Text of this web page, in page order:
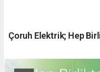
Çoruh Elektrik; Hep